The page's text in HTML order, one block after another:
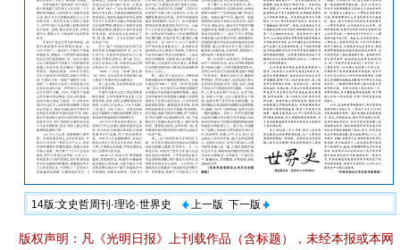
14版:文史哲周刊·理论·世界史 上一版 下一版
版权声明：凡《光明日报》上刊载作品（含标题），未经本报或本网